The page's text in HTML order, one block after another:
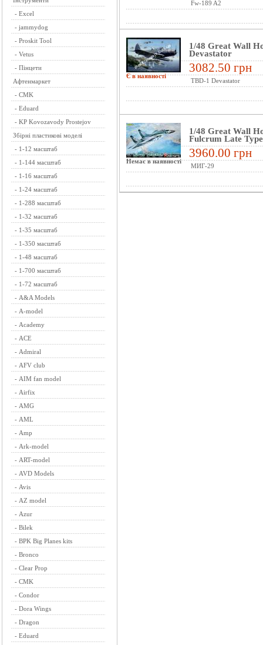
- Excel
- jammydog
- Proskit Tool
- Vetus
- Пінцети
Афтенмаркет
- CMK
- Eduard
- KP Kovozavody Prostejov
Збірні пластикові моделі
- 1-12 масштаб
- 1-144 масштаб
- 1-16 масштаб
- 1-24 масштаб
- 1-288 масштаб
- 1-32 масштаб
- 1-35 масштаб
- 1-350 масштаб
- 1-48 масштаб
- 1-700 масштаб
- 1-72 масштаб
- A&A Models
- A-model
- Academy
- ACE
- Admiral
- AFV club
- AIM fan model
- Airfix
- AMG
- AML
- Amp
- Ark-model
- ART-model
- AVD Models
- Avis
- AZ model
- Azur
- Bilek
- BPK Big Planes kits
- Bronco
- Clear Prop
- CMK
- Condor
- Dora Wings
- Dragon
- Eduard
Fw-189 A2
Є в наявності
1/48 Great Wall
Devastator
3082.50 грн
TBD-1 Devastator
Немає в наявності
1/48 Great Wall
Fulcrum Late
3960.00 грн
МИГ-29